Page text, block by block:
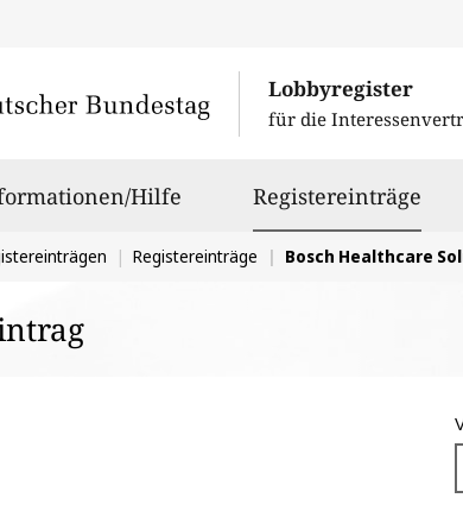
Lobbyregister
für die
Hilfe Registereinträge
Registereinträge Bosch Healthcare